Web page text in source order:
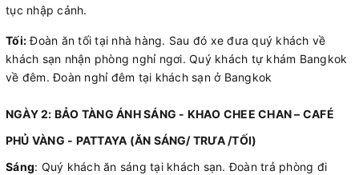
tục nhập cảnh.
Tối:Đoàn ăn tối tại nhà hàng. Sau đó xe đưa quý khách về
khách sạn nhận phòng nghỉ ngơi. Quý khách tự khám Bangkok
về đêm. Đoàn nghỉ đêm tại khách sạn ở Bangkok
NGÀY 2: BẢO TÀNG ÁNH SÁNG - KHAO CHEE CHAN – CAFÉ
PHỦ VÀNG - PATTAYA (ĂN SÁNG/ TRƯA /TỐI)
Sáng: Quý khách ăn sáng tại khách sạn. Đoàn trả phòng đi